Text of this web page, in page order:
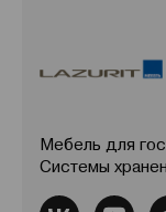
Мебель для
Системы